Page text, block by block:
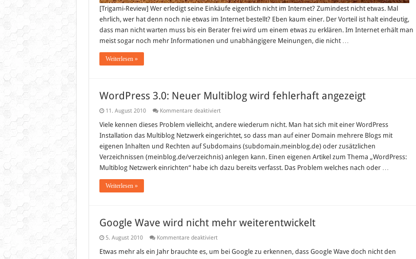
[Trigami-Review] Wer erledigt seine Einkäufe eigentlich nicht im Internet? Zumindest nicht etwas. Mal
ehrlich, wer hat denn noch nie etwas im Internet bestellt? Eben kaum einer. Der Vorteil ist halt eindeutig,
dass man nicht warten muss bis ein Berater frei wird um einem etwas zu erklären. Im Internet erhält man
meist sogar noch mehr Informationen und unabhängigere Meinungen, die nicht …
Weiterlesen »
WordPress 3.0: Neuer Multiblog wird fehlerhaft angezeigt
11. August 2010 Kommentare deaktiviertfür
3.0:
Multiblog
wird
fehlerhaft
angezeigt
Viele kennen dieses Problem vielleicht, andere wiederum nicht. Man hat sich mit einer WordPress
Installation das Multiblog Netzwerk eingerichtet, so dass man auf einer Domain mehrere Blogs mit
eigenen Inhalten und Rechten auf Subdomains (subdomain.meinblog.de) oder zusätzlichen
Verzeichnissen (meinblog.de/verzeichnis) anlegen kann. Einen eigenen Artikel zum Thema „WordPress:
Multiblog Netzwerk einrichten“ habe ich dazu bereits verfasst. Das Problem welches nach oder …
Weiterlesen »
Google Wave wird nicht mehr weiterentwickelt
5. August 2010 Kommentare deaktiviertfür
Wave
Etwas mehr als ein Jahr brauchte es, um bei Google zu erkennen, dass Google Wave doch nicht den